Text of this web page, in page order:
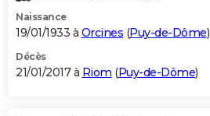
Naissance
19/01/1933 à Orcines (Puy-de-Dôme)
Décès
21/01/2017 à Riom (Puy-de-Dôme)